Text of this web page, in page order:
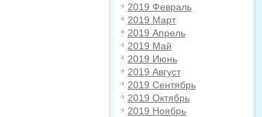
2019 Февраль
2019 Март
2019 Апрель
2019 Май
2019 Июнь
2019 Август
2019 Сентябрь
2019 Октябрь
2019 Ноябрь